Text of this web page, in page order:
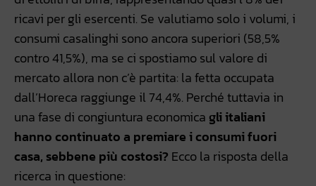
ricavi per gli esercenti. Se valutiamo solo i volumi, i
consumi casalinghi sono ancora superiori (58,5%
contro 41,5%), ma se ci spostiamo sul valore di
mercato allora non c’è partita: la fetta occupata
dall’Horeca raggiunge il 74,4%. Perché tuttavia in
una fase di congiuntura economica gli italiani
hanno continuato a premiare i consumi fuori
casa, sebbene più costosi? Ecco la risposta della
ricerca in questione: